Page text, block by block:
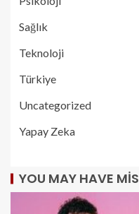
Sağlık
Teknoloji
Türkiye
Uncategorized
Yapay Zeka
YOU MAY HAVE